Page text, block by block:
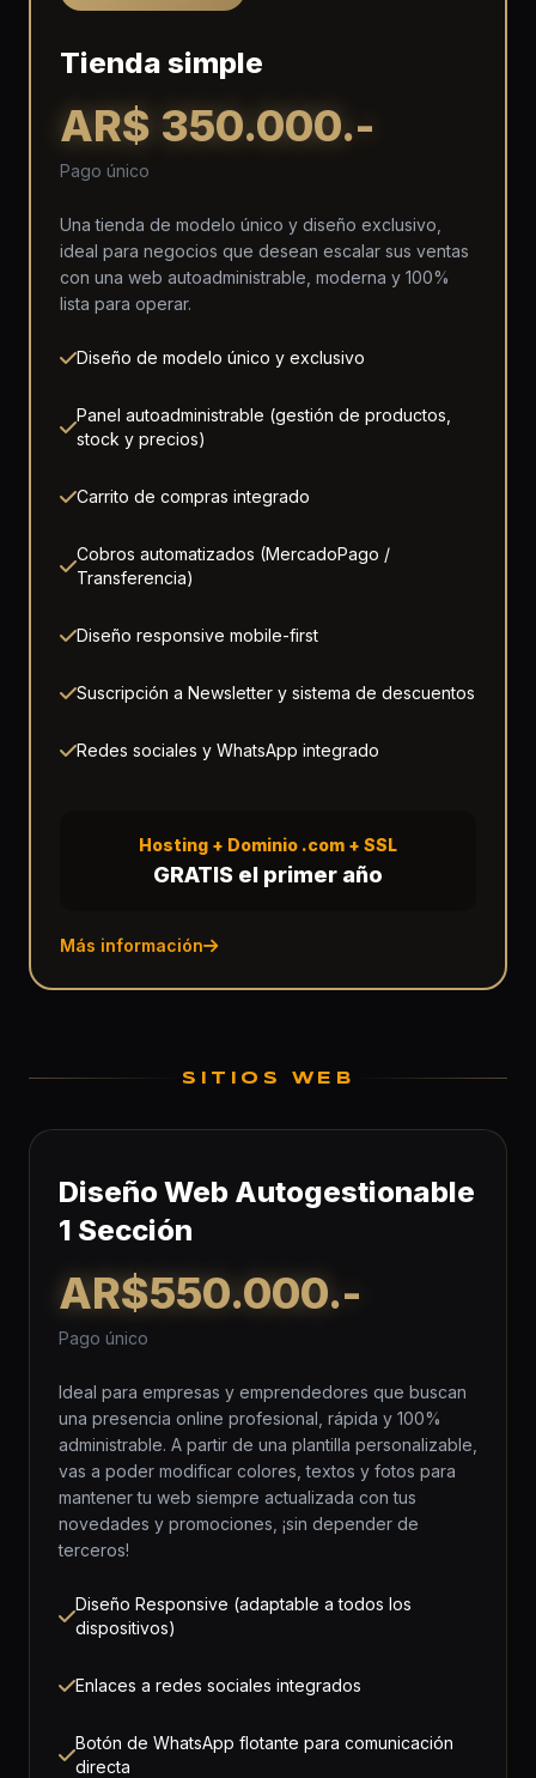
Tienda simple
AR$ 350.000.-
Pago único
Una tienda de modelo único y diseño exclusivo,
ideal para negocios que desean escalar sus ventas
con una web autoadministrable, moderna y 100%
lista para operar.
Diseño de modelo único y exclusivo
Panel autoadministrable (gestión de productos,
stock y precios)
Carrito de compras integrado
Cobros automatizados (MercadoPago /
Transferencia)
Diseño responsive mobile-first
Suscripción a Newsletter y sistema de descuentos
Redes sociales y WhatsApp integrado
Hosting + Dominio .com + SSL
GRATIS el primer año
Más información
SITIOS WEB
Diseño Web Autogestionable
1 Sección
AR$550.000.-
Pago único
Ideal para empresas y emprendedores que buscan
una presencia online profesional, rápida y 100%
administrable. A partir de una plantilla personalizable,
vas a poder modificar colores, textos y fotos para
mantener tu web siempre actualizada con tus
novedades y promociones, ¡sin depender de
terceros!
Diseño Responsive (adaptable a todos los
dispositivos)
Enlaces a redes sociales integrados
Botón de WhatsApp flotante para comunicación
directa